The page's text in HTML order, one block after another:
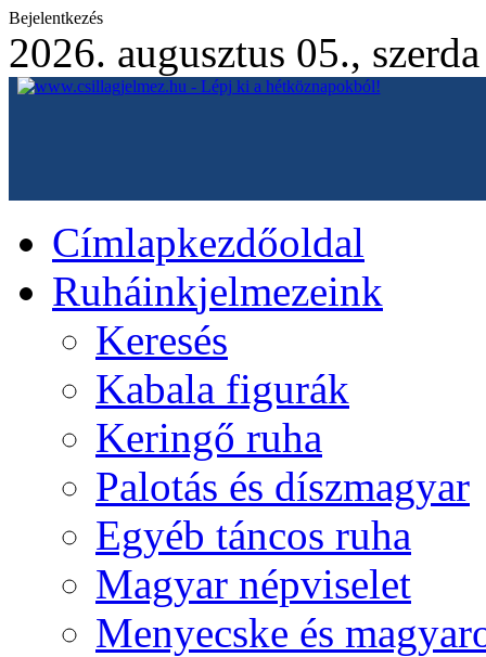
Bejelentkezés
2026. augusztus 05., szerda
Címlapkezdőoldal
Ruháinkjelmezeink
Keresés
Kabala figurák
Keringő ruha
Palotás és díszmagyar
Egyéb táncos ruha
Magyar népviselet
Menyecske és